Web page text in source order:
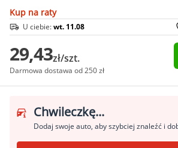
Kup na raty
U ciebie:wt. 11.08
29,43zł/szt.
Darmowa dostawa od 250 zł
Chwileczkę...
Dodaj swoje auto, aby szybciej znaleźć i